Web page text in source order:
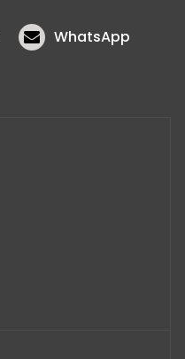
WhatsApp